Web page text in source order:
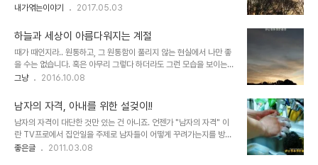
잡기 위해 발길을 서두른다. 하지만 가파른 산길을 지나고 있어 생각만
넘어야 한다. 이제 7시 10분이 막 지나고 있다. 더딘 발걸음을 재촉하
던 나는 잠시 숨고르기를 하고 목표물의 상태를 살피기 위해 자리를 잡
고 섰다. 목표물은 마지막을, 마지막이 아님을 증명이라도 하듯 포효하
며 붉고 진한 색채를 토해내고 있다. 사냥감을 제대로 잡기 위해서는
세부 정보를 파악해야 한다는 판단으로 최대한 당겨 1차 샷을 날린다.
을 막 지날 즈음 목..
내가엮는이야기 2017.05.03
하늘과 세상이 아름다워지는 계절
때가 때인지라.. 원통하고, 그 원통함이 풀리지 않는 현실에서 나만 좋
을 수는 없습니다. 혹은 아무리 그렇다 하더라도 그런 모습을 보이는
게 사람으로서 온전한 모습일 순 없다 생각하기도 하죠. 최순실인가..
이 사람다움에서 기인한 것이라 하더라도 한편으로 생각하면 그게 그
렇게 생각하는 모든 이들의 마음을 가라앉게 하는 원인일 수 있음을 고
려하지 않을 수 없습니다. 말하자면 사안은 사안으로 받아들이고 대응
하되, 이를 이겨낼 힘이 필요하다는 겁니다. 나름의 어려운 상황을 해
소하는 출구라고 할까요? 이미지 출처:
그냥 2016.10.08
남자의 자격, 아내를 위한 설겆이!!
남자의 자격이 대단한 것만 있는 건 아니죠. 언젠가 "남자의 자격" 이
란 TV프로에서 집안일을 주제로 남자들이 어떻게 꾸려가는지를 방영
한 적이 있습니다. 그 방송 끝 무렵, 직접 집안일을 해본 후 정말 힘들
좋은글 2011.03.08